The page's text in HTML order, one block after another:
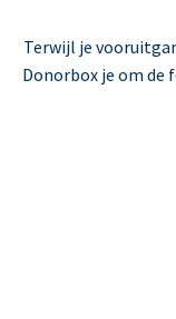
Terwijl je
Donorbox je om de